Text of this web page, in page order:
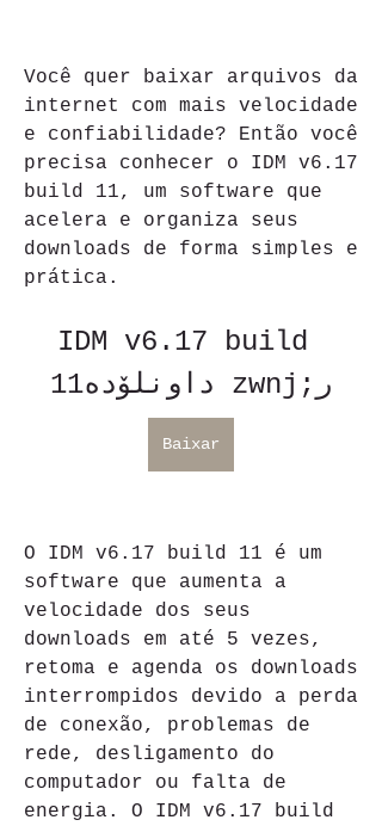
Você quer baixar arquivos da
internet com mais velocidade
e confiabilidade? Então você
precisa conhecer o IDM v6.17
build 11, um software que
acelera e organiza seus
downloads de forma simples e
prática.
IDM v6.17 build
11داونلۆده zwnj;ر
Baixar
O IDM v6.17 build 11 é um
software que aumenta a
velocidade dos seus
downloads em até 5 vezes,
retoma e agenda os downloads
interrompidos devido a perda
de conexão, problemas de
rede, desligamento do
computador ou falta de
energia. O IDM v6.17 build